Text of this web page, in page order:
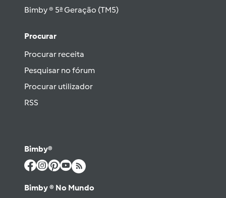
Bimby ® 5ª Geração (TM5)
Procurar
Procurar receita
Pesquisar no fórum
Procurar utilizador
RSS
Bimby®
Bimby ® No Mundo